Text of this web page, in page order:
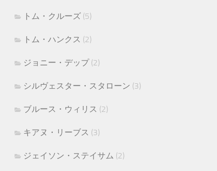
トム・クルーズ (5)
トム・ハンクス (2)
ジョニー・デップ(2)
シルヴェスター・スタローン (3)
ブルース・ウィリス (2)
キアヌ・リーブス (3)
ジェイソン・ステイサム (2)